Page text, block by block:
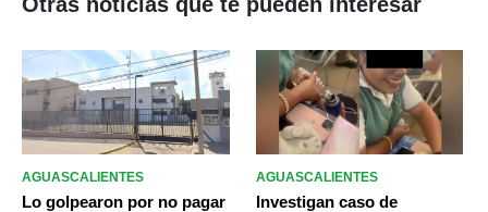
Otras noticias que te pueden interesar
AGUASCALIENTES
Lo golpearon por no pagar
AGUASCALIENTES
Investigan caso de